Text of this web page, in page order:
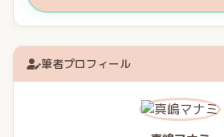
筆者プロフィール